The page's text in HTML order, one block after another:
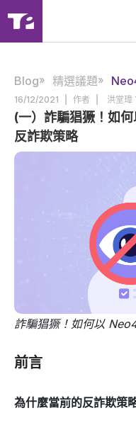
Blog 精選議題
16/12/2021 作者 洪堂
(一）詐騙猖獗！如
反詐欺策略
詐騙猖獗！如何以
前言
為什麼當前的反詐欺策